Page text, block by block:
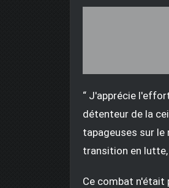
“ J'apprécie
détenteur de la
tapageuses sur
transition en lutte,
Ce combat n'était